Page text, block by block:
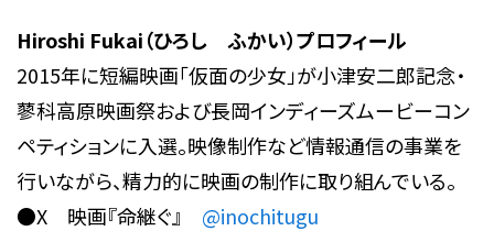
Hiroshi Fukai（ひろし ふかい）プロフィール
2015年に短編映画「仮面の少女」が小津安二郎記念・
蓼科高原映画祭および長岡インディーズムービーコン
ペティションに入選。映像制作など情報通信の事業を
行いながら、精力的に映画の制作に取り組んでいる。
●X 映画『命継ぐ』 @inochitugu